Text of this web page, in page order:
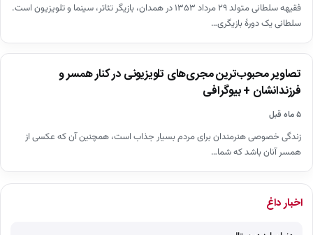
فقیهه سلطانی متولد ۲۹ مرداد ۱۳۵۳ در همدان، بازیگر تئاتر، سینما و تلویزیون است.
سلطانی یک دورهٔ بازیگری…
تصاویر محبوب‌ترین مجری‌های تلویزیونی در کنار همسر و
فرزندانشان + بیوگرافی
۵ ماه قبل
زندگی خصوصی هنرمندان برای مردم بسیار جذاب است، همچنین آن که عکسی از
همسر آنان باشد که شما…
اخبار داغ